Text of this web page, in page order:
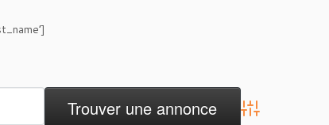
Advanced Search